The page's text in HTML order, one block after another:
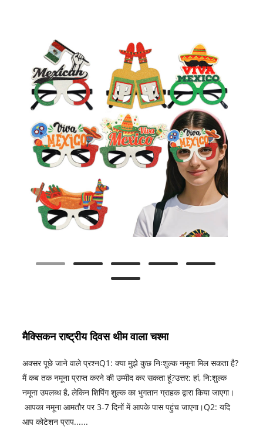
मैक्सिकन राष्ट्रीय दिवस थीम वाला चश्मा
अक्सर पूछे जाने वाले प्रश्नQ1: क्या मुझे कुछ निःशुल्क नमूना मिल सकता है?
मैं कब तक नमूना प्राप्त करने की उम्मीद कर सकता हूं?उत्तर: हां, नि:शुल्क
नमूना उपलब्ध है, लेकिन शिपिंग शुल्क का भुगतान ग्राहक द्वारा किया जाएगा।
आपका नमूना आमतौर पर 3-7 दिनों में आपके पास पहुंच जाएगा।Q2: यदि
आप कोटेशन प्राप......